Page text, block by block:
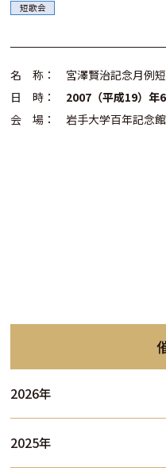
短歌会
名 称： 宮澤賢治記念月例
日 時： 2007（平成19）年
会 場： 岩手大学百年記念館
2026年
2025年